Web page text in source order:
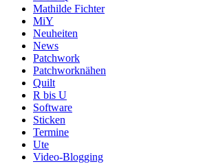
Mathilde Fichter
MiY
Neuheiten
News
Patchwork
Patchworknähen
Quilt
R bis U
Software
Sticken
Termine
Ute
Video-Blogging